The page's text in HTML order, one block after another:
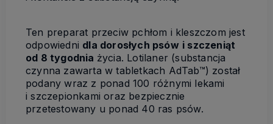
Ten preparat przeciw pchłom i kleszczom jest
odpowiedni dla dorosłych psów i szczeniąt
od 8 tygodnia życia. Lotilaner (substancja
czynna zawarta w tabletkach AdTab™) został
podany wraz z ponad 100 różnymi lekami
i szczepionkami oraz bezpiecznie
przetestowany u ponad 40 ras psów.